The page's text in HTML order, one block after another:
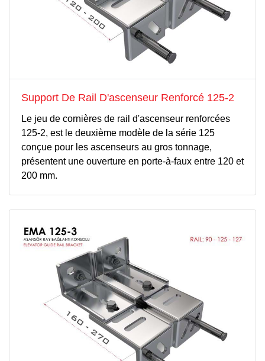
Support De Rail D'ascenseur Renforcé 125-2
Le jeu de cornières de rail d'ascenseur renforcées
125-2, est le deuxième modèle de la série 125
conçue pour les ascenseurs au gros tonnage,
présentent une ouverture en porte-à-faux entre 120 et
200 mm.